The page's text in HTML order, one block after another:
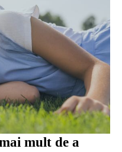
mult de a